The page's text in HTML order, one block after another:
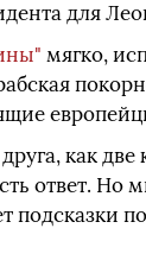
для
мягко,
как
ответ. Но
подсказки